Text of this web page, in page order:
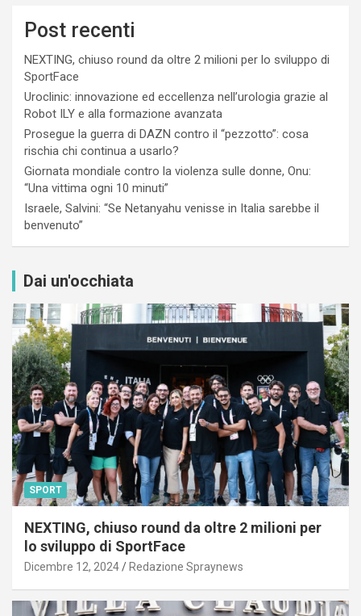
Post recenti
NEXTING, chiuso round da oltre 2 milioni per lo sviluppo di
SportFace
Uroclinic: innovazione ed eccellenza nell’urologia grazie al
Robot ILY e alla formazione avanzata
Prosegue la guerra di DAZN contro il “pezzotto”: cosa
rischia chi continua a usarlo?
Giornata mondiale contro la violenza sulle donne, Onu:
“Una vittima ogni 10 minuti”
Israele, Salvini: “Se Netanyahu venisse in Italia sarebbe il
benvenuto”
Dai un'occhiata
SPORT
NEXTING, chiuso round da oltre 2 milioni per
lo sviluppo di SportFace
Dicembre 12, 2024 Redazione Spraynews